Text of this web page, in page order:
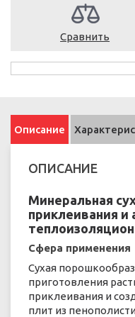
Сравнить
Описание
ОПИСАНИЕ
Минеральная
приклеивания и
Сфера применения
Сухая
приготовления
приклеивания и
плит из